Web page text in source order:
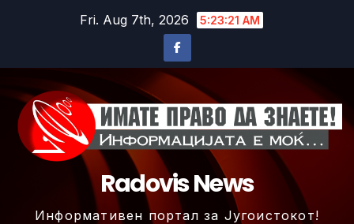
Fri. Aug 7th, 2026 5:23:23 AM
Radovis News
Информативен портал за Југоистокот!